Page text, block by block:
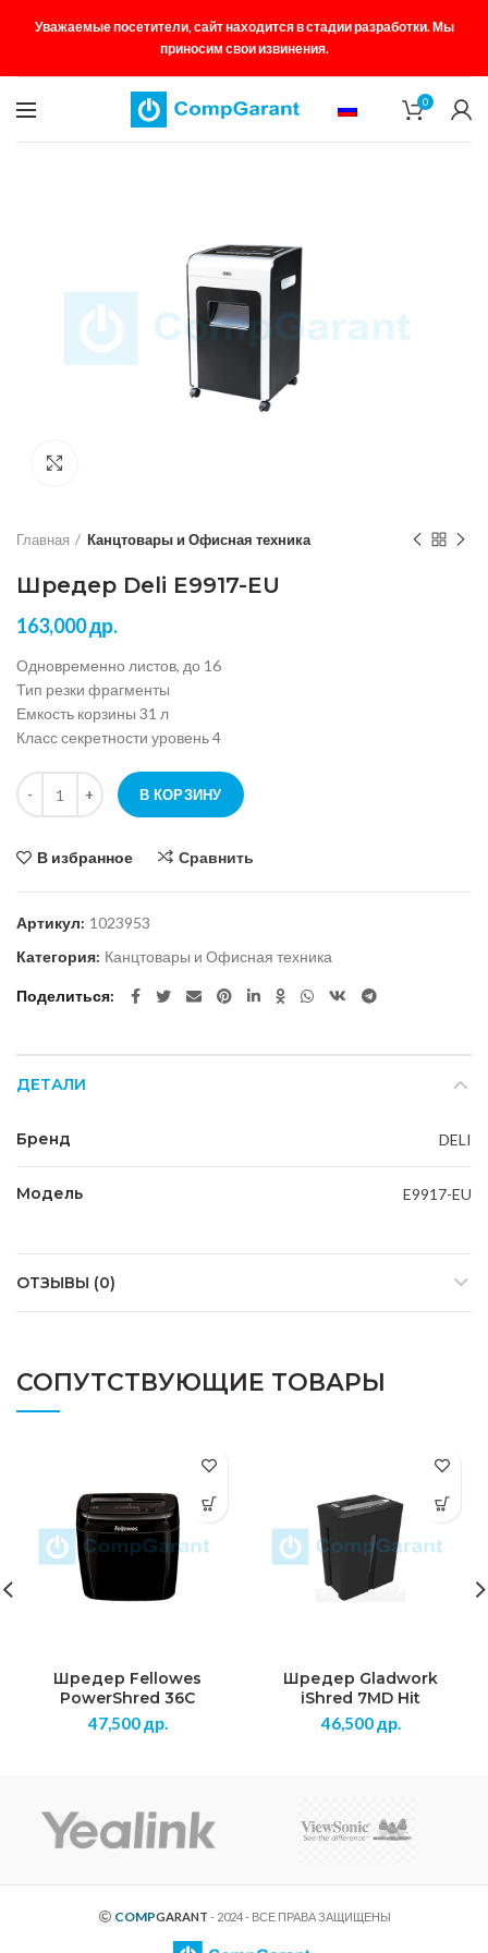
Уважаемые посетители, сайт находится в стадии разработки. Мы
приносим свои извинения.
0
Главная Канцтовары и Офисная техника
Шредер Deli E9917-EU
163,000др.
Одновременно листов, до 16
Тип резки фрагменты
Емкость корзины 31 л
Класс секретности уровень 4
Количество Шредер Deli E9917-EU
В КОРЗИНУ
В избранное Сравнить
Артикул: 1023953
Категория: Канцтовары и Офисная техника
Поделиться
ДЕТАЛИ
Бренд DELI
Модель E9917-EU
ОТЗЫВЫ (0)
СОПУТСТВУЮЩИЕ ТОВАРЫ
Шредер Fellowes
PowerShred 36C
47,500др.
Шредер Gladwork
iShred 7MD Hit
46,500др.
COMPGARANT - 2024 - ВСЕ ПРАВА ЗАЩИЩЕНЫ